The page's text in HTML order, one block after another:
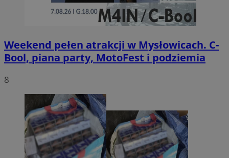
Weekend pełen atrakcji w Mysłowicach. C-
Bool, piana party, MotoFest i podziemia
8